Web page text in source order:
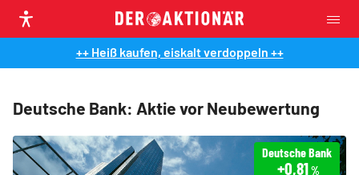
++ Heiß kaufen, eiskalt verdoppeln ++
Deutsche Bank: Aktie vor Neubewertung
Deutsche Bank
+0,81%